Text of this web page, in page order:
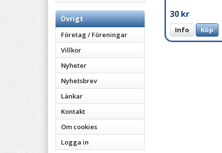
Övrigt
Företag / Föreningar
Villkor
Nyheter
Nyhetsbrev
Länkar
Kontakt
Om cookies
Logga in
30 kr
Info Köp